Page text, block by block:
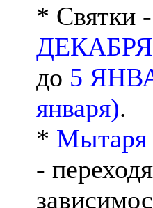
* Святки
ДЕКАБРЯ
до 5
января).
* Мытаря
-